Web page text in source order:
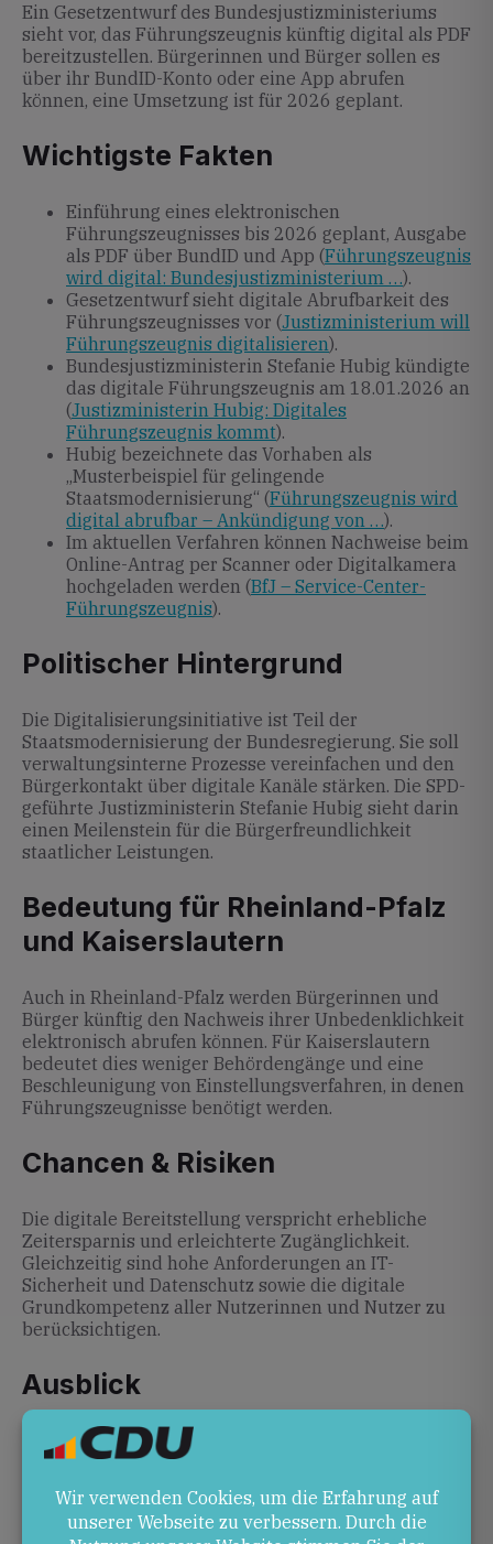
Ein Gesetzentwurf des Bundesjustizministeriums
sieht vor, das Führungszeugnis künftig digital als PDF
bereitzustellen. Bürgerinnen und Bürger sollen es
über ihr BundID-Konto oder eine App abrufen
können, eine Umsetzung ist für 2026 geplant.
Wichtigste Fakten
Einführung eines elektronischen
Führungszeugnisses bis 2026 geplant, Ausgabe
als PDF über BundID und App (Führungszeugnis
wird digital: Bundesjustizministerium …).
Gesetzentwurf sieht digitale Abrufbarkeit des
Führungszeugnisses vor (Justizministerium will
Führungszeugnis digitalisieren).
Bundesjustizministerin Stefanie Hubig kündigte
das digitale Führungszeugnis am 18.01.2026 an
(Justizministerin Hubig: Digitales
Führungszeugnis kommt).
Hubig bezeichnete das Vorhaben als
„Musterbeispiel für gelingende
Staatsmodernisierung“ (Führungszeugnis wird
digital abrufbar – Ankündigung von …).
Im aktuellen Verfahren können Nachweise beim
Online-Antrag per Scanner oder Digitalkamera
hochgeladen werden (BfJ – Service-Center-
Führungszeugnis).
Politischer Hintergrund
Die Digitalisierungsinitiative ist Teil der
Staatsmodernisierung der Bundesregierung. Sie soll
verwaltungsinterne Prozesse vereinfachen und den
Bürgerkontakt über digitale Kanäle stärken. Die SPD-
geführte Justizministerin Stefanie Hubig sieht darin
einen Meilenstein für die Bürgerfreundlichkeit
staatlicher Leistungen.
Bedeutung für Rheinland-Pfalz
und Kaiserslautern
Auch in Rheinland-Pfalz werden Bürgerinnen und
Bürger künftig den Nachweis ihrer Unbedenklichkeit
elektronisch abrufen können. Für Kaiserslautern
bedeutet dies weniger Behördengänge und eine
Beschleunigung von Einstellungsverfahren, in denen
Führungszeugnisse benötigt werden.
Chancen & Risiken
Die digitale Bereitstellung verspricht erhebliche
Zeitersparnis und erleichterte Zugänglichkeit.
Gleichzeitig sind hohe Anforderungen an IT-
Sicherheit und Datenschutz sowie die digitale
Grundkompetenz aller Nutzerinnen und Nutzer zu
berücksichtigen.
Ausblick
Nach Verabschiedung des Gesetzentwurfs im
Bundestag ist bis 2026 die technische Umsetzung
vorgesehen. Anschließend können Nutzer ihr
Führungszeugnis eigenständig als PDF über BundID
und App abrufen, ohne postalische Zustellung oder